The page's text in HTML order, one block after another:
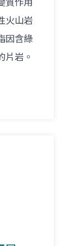
質作用
火山岩
因含綠
片岩。